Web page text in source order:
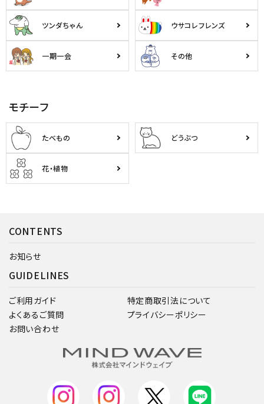
ツンダちゃん ウサコレフレンズ
一期一会 その他
モチーフ
たべもの どうぶつ
花・植物
CONTENTS
お知らせ
GUIDELINES
ご利用ガイド
よくあるご質問
お問い合わせ
特定商取引法について
プライバシーポリシー